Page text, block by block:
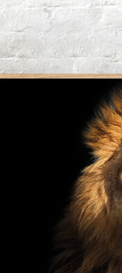
til børn
Kalendere til børn
plakater
plakater
dinosaurer plakater
plakater
plakater
plakater
plakater
plakater
Far plakater
plakater
plakater
energien plakat
plakater
plakater
plakater
2026-2027 kalender
2026-2027 kalender til børn